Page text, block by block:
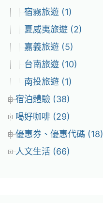
宿霧旅遊 (1)
夏威夷旅遊 (2)
嘉義旅遊 (5)
台南旅遊 (10)
南投旅遊 (1)
宿泊體驗 (38)
喝好咖啡 (29)
優惠券、優惠代碼 (18)
人文生活 (66)